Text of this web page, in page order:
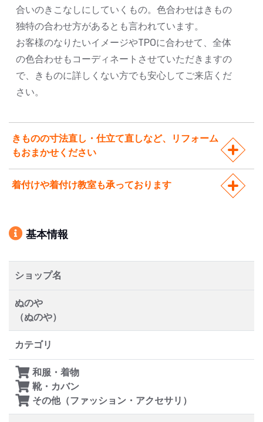
合いのきこなしにしていくもの。色合わせはきもの
独特の合わせ方があるとも言われています。
お客様のなりたいイメージやTPOに合わせて、全体
の色合わせもコーディネートさせていただきますの
で、きものに詳しくない方でも安心してご来店くだ
さい。
きものの寸法直し・仕立て直しなど、リフォーム
もおまかせください
着付けや着付け教室も承っております
基本情報
ショップ名
ぬのや
（ぬのや）
カテゴリ
和服・着物
靴・カバン
その他（ファッション・アクセサリ）